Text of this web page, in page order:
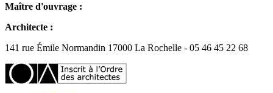
Maître d'ouvrage :
Architecte :
141 rue Émile Normandin 17000 La Rochelle - 05 46 45 22 68